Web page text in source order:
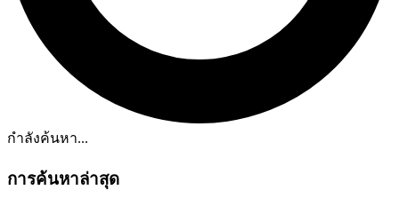
กำลังค้นหา...
การค้นหาล่าสุด